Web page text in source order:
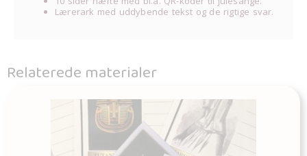
Lærerark med uddybende tekst og de rigtige svar.
Relaterede materialer